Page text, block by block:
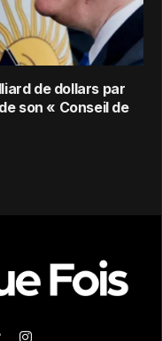
de dollars par
son « Conseil de